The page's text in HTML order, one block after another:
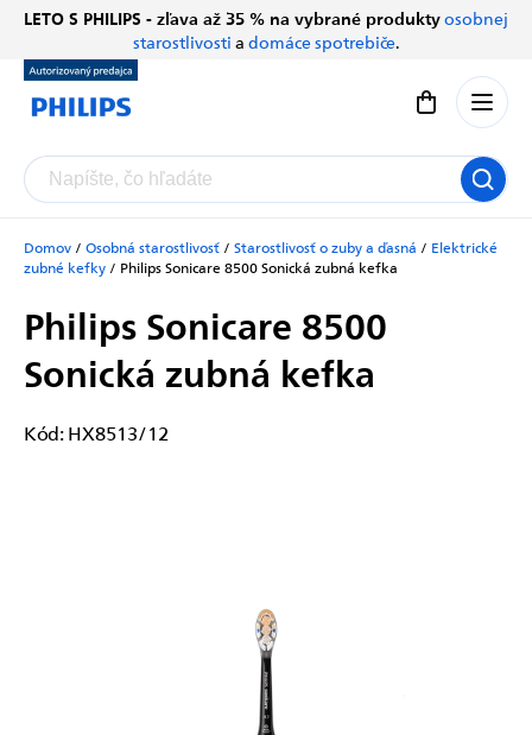
Prejsť
obsah
LETO S PHILIPS - zľava až 35 % na vybrané produktyosobnej
starostlivosti a domáce spotrebiče.
Nákupný
Domov / Osobná starostlivosť / Starostlivosť o zuby a ďasná / Elektrické
zubné kefky / Philips Sonicare 8500Sonická zubná kefka
Philips Sonicare 8500
Sonická zubná kefka
Kód: HX8513/12
Chatbot Filip
Autorizovaný predajce